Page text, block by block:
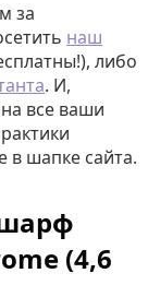
за
наш
либо
. И,
все ваши
шапке сайта.
(4,6